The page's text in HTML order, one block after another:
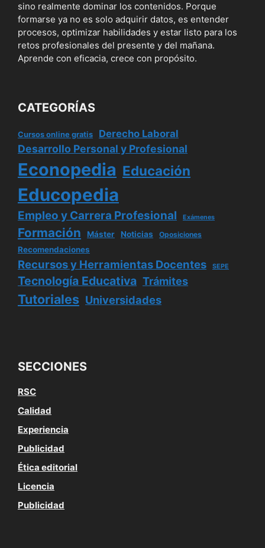
sino realmente dominar los contenidos. Porque
formarse ya no es solo adquirir datos, es entender
procesos, optimizar habilidades y estar listo para los
retos profesionales del presente y del mañana.
Aprende con eficacia, crece con propósito.
CATEGORÍAS
Cursos online gratis Derecho Laboral
Desarrollo Personal y Profesional
Econopedia Educación
Educopedia
Empleo y Carrera Profesional Exámenes
Formación Máster Noticias Oposiciones
Recomendaciones
Recursos y Herramientas Docentes SEPE
Tecnología Educativa Trámites
Tutoriales Universidades
SECCIONES
RSC
Calidad
Experiencia
Publicidad
Ética editorial
Licencia
Publicidad